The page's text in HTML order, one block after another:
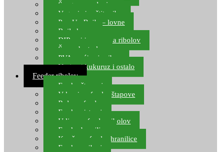
Špage, upredenice
Vaganje i zaštita ribe
Pop Up Boile – lovne
Boile lovne
DIP-ovi i arome za ribolov
Šaranske torbe
PVA vrećice i pribor
Umjetni kukuruz i ostalo
Feeder ribolov
Feeder štapovi
Vrhovi za feeder štapove
Role za feeder
Feeder sistemi
Udice za feeder ribolov
Feeder hranilice
Kopče za feeder hranilice
Feeder najloni